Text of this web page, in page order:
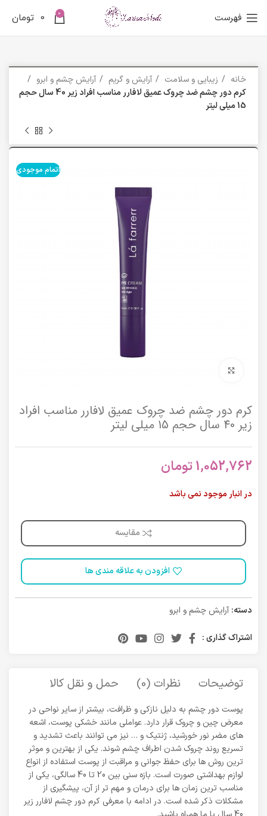
فهرست 0
0 تومان
خانه زیبایی و سلامت آرایش و گریم
آرایش چشم و ابرو
کرم دور چشم ضد چروک عمیق لافارر مناسب افراد زیر 40 سال حجم
15 میلی لیتر
اتمام موجودی
کرم دور چشم ضد چروک عمیق لافارر مناسب افراد
زیر 40 سال حجم 15 میلی لیتر
1,052,762تومان
در انبار موجود نمی باشد
مقایسه
افزودن به علاقه مندی ها
دسته: آرایش چشم و ابرو
اشتراک گذاری :
توضیحات نظرات (0) حمل و نقل کالا
پوست دور چشم به دلیل نازکی و ظرافت، بیشتر از سایر نواحی در
معرض چین و چروک قرار دارد. عواملی مانند خشکی پوست، اشعه
های مضر نور خورشید، ژنتیک و … نیز می توانند باعث تشدید و
تسریع روند چروک شدن اطراف چشم شوند. یکی از بهترین و موثر
ترین روش ها برای حفظ جوانی و مراقبت از پوست استفاده از انواع
لوازم بهداشتی صورت است. بازه سنی بین 20 تا 40 سالگی، یکی از
مناسب ترین زمان ها برای درمان و مهم تر از آن، پیشگیری از
مشکلات ذکر شده است. در ادامه با معرفی کرم دور چشم لافارر زیر